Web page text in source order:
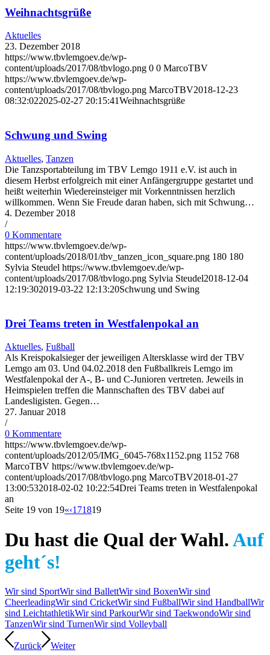
Weihnachtsgrüße
Aktuelles
23. Dezember 2018
https://www.tbvlemgoev.de/wp-
content/uploads/2017/08/tbvlogo.png 0 0 MarcoTBV
https://www.tbvlemgoev.de/wp-
content/uploads/2017/08/tbvlogo.png MarcoTBV2018-12-23
08:32:022025-02-27 20:15:41Weihnachtsgrüße
Schwung und Swing
Aktuelles, Tanzen
Die Tanzsportabteilung im TBV Lemgo 1911 e.V. ist auch in
diesem Herbst erfolgreich mit einer Anfängergruppe gestartet und
heißt weiterhin Wiedereinsteiger mit Vorkenntnissen herzlich
willkommen. Wenn Sie Freude daran haben, sich mit Schwung…
4. Dezember 2018
/
0 Kommentare
https://www.tbvlemgoev.de/wp-
content/uploads/2018/01/tbv_tanzen_icon_square.png 180 180
Sylvia Steudel https://www.tbvlemgoev.de/wp-
content/uploads/2017/08/tbvlogo.png Sylvia Steudel2018-12-04
12:19:302019-03-22 12:13:20Schwung und Swing
Drei Teams treten in Westfalenpokal an
Aktuelles, Fußball
Als Kreispokalsieger der jeweiligen Altersklasse wird der TBV
Lemgo am 03. Und 04.02.2018 den Fußballkreis Lemgo im
Westfalenpokal der A-, B- und C-Junioren vertreten. Jeweils in
Heimspielen treffen die Mannschaften des TBV dabei auf
Landesligisten. Gegen…
27. Januar 2018
/
0 Kommentare
https://www.tbvlemgoev.de/wp-
content/uploads/2012/05/IMG_6045-768x1152.png 1152 768
MarcoTBV https://www.tbvlemgoev.de/wp-
content/uploads/2017/08/tbvlogo.png MarcoTBV2018-01-27
13:00:532018-02-02 10:22:54Drei Teams treten in Westfalenpokal
an
Seite 19 von 19«‹171819
Du hast die Qual der Wahl.Auf
geht´s!
Wir sind SportWir sind BallettWir sind BoxenWir sind
CheerleadingWir sind CricketWir sind FußballWir sind HandballWir
sind LeichtathletikWir sind ParkourWir sind TaekwondoWir sind
TanzenWir sind TurnenWir sind Volleyball
Zurück Weiter